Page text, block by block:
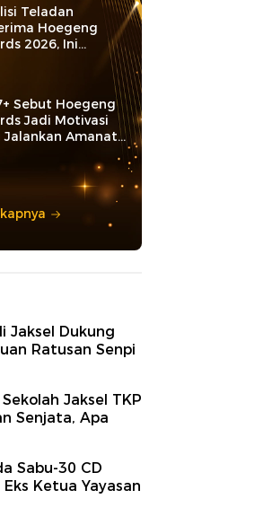
Teladan
Hoegeng
2026, Ini
dan Kiprahnya
Sebut Hoegeng
Jadi Motivasi
Jalankan Amanat
Jaksel Dukung
Ratusan Senpi
Jaksel TKP
Senjata, Apa
Sabu-30 CD
Ketua Yayasan